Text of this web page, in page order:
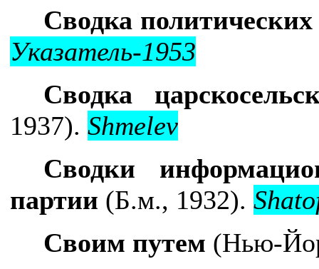
Сводка
Указатель-1953
Сводка
1937). Shmelev
Сводки
партии (Б.м., 1932).
Своим путем (Нью-